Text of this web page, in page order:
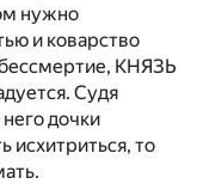
нужно
и коварство
КНЯЗЬ
Судя
дочки
исхитриться, то